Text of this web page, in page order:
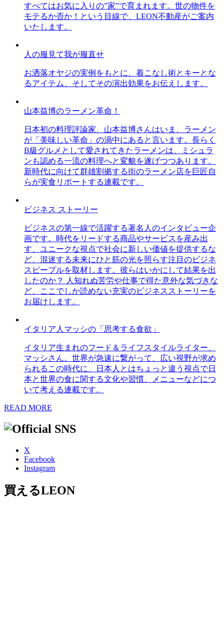
すべてはお気に入りの”家”で育まれます。世の物件を
モテるか否か！という目線で、LEON不動産がご案内
いたします。
人の服見て我が服直せ
お洒落オヤジの実例をもとに、着こなし術とキーとな
るアイテム、そしてその演出効果をお伝えします。
山本益博のラーメン革命！
日本初の料理評論家、山本益博さんはいま、ラーメン
が「美味しい革命」の渦中にあると言います。長らく
B級グルメとして愛されてきたラーメンは、ミシュラ
ンも認める一流の料理へと変貌を遂げつつあります。
新時代に向けて群雄割拠する街のラーメン店を巨匠自
らが実食リポートする連載です。
ビジネス ストーリー
ビジネスの第一線で活躍する著名人のインタビュー企
画です。時代をリードする商品やサービスを産み出
す、ユニークな視点で社会に新しい価値を提供するな
ど、混迷する未来にひと筋の光を照らす注目のビジネ
スピープルを取材します。彼らはいかにして結果を出
したのか？ 人知れぬ苦労や仕事で得た意外な気づきな
ど、ここでしか読めない充実のビジネスストーリーを
お届けします。
イタリア人マッシの「思考する食欲」
イタリア生まれのフード＆ライフスタイルライター、
マッシさん。世界が急速に繋がって、広い視野が求め
られるこの時代に、日本人とはちょっと違う視点で日
本と世界の食に関する文化や習慣、メニューなどにつ
いて考える連載です。
READ MORE
X
Facebook
Instagram
買えるLEON